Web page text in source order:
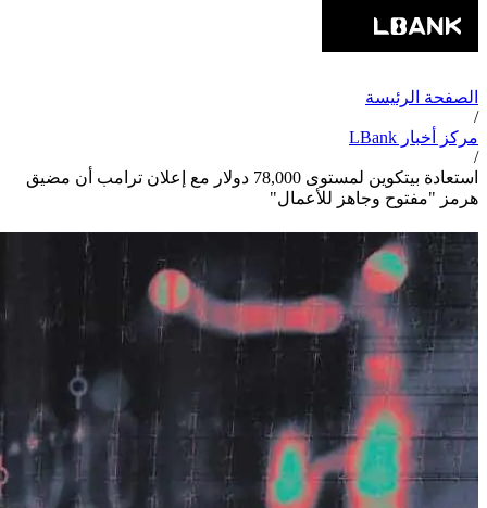
الصفحة الرئيسة
/
مركز أخبار LBank
/
استعادة بيتكوين لمستوى 78,000 دولار مع إعلان ترامب أن مضيق
هرمز "مفتوح وجاهز للأعمال"